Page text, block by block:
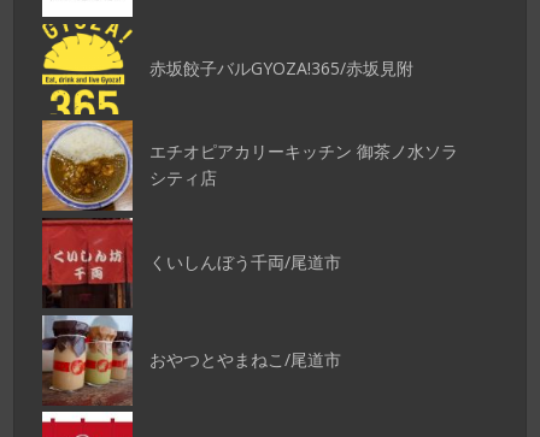
赤坂餃子バルGYOZA!365/赤坂見附
エチオピアカリーキッチン 御茶ノ水ソラ
シティ店
くいしんぼう千両/尾道市
おやつとやまねこ/尾道市